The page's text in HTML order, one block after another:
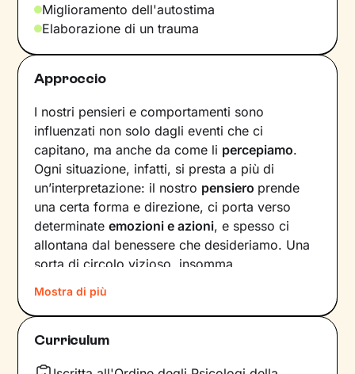
Miglioramento dell'autostima
Elaborazione di un trauma
Approccio
I nostri pensieri e comportamenti sono
influenzati non solo dagli eventi che ci
capitano, ma anche da come li percepiamo.
Ogni situazione, infatti, si presta a più di
un’interpretazione: il nostro pensiero prende
una certa forma e direzione, ci porta verso
determinateemozioni e azioni, e spesso ci
allontana dal benessere che desideriamo. Una
sorta di circolo vizioso, insomma.
Si può interrompere questo circuito,
innescando uncambiamento che porti a una
maggiore serenità
Mostra di più
Curriculum